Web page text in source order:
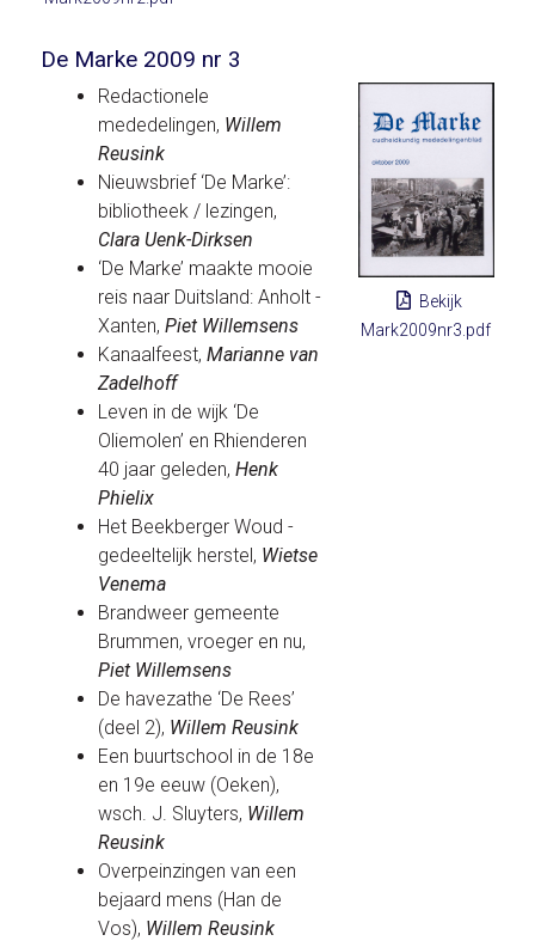
De Marke 2009 nr 3
Bekijk
Mark2009nr3.pdf
Redactionele
mededelingen, Willem
Reusink
Nieuwsbrief ‘De Marke’:
bibliotheek / lezingen,
Clara Uenk-Dirksen
‘De Marke’ maakte mooie
reis naar Duitsland: Anholt -
Xanten,Piet Willemsens
Kanaalfeest,Marianne van
Zadelhoff
Leven in de wijk ‘De
Oliemolen’ en Rhienderen
40 jaar geleden,Henk
Phielix
Het Beekberger Woud -
gedeeltelijk herstel, Wietse
Venema
Brandweer gemeente
Brummen, vroeger en nu,
Piet Willemsens
De havezathe ‘De Rees’
(deel 2), Willem Reusink
Een buurtschool in de 18e
en 19e eeuw (Oeken),
wsch. J. Sluyters, Willem
Reusink
Overpeinzingen van een
bejaard mens (Han de
Vos), Willem Reusink